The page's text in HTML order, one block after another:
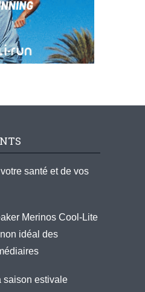
santé et de vos
Merinos Cool-Lite
idéal des
saison estivale